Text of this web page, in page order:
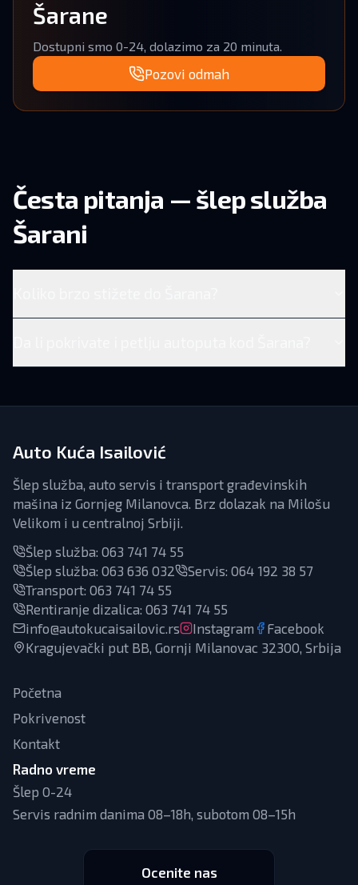
Šarane
Dostupni smo 0-24, dolazimo za 20 minuta.
Pozovi odmah
Česta pitanja — šlep služba
Šarani
Auto Kuća Isailović
Šlep služba, auto servis i transport građevinskih
mašina iz Gornjeg Milanovca. Brz dolazak na Milošu
Velikom i u centralnoj Srbiji.
Šlep služba: 063 741 74 55
Šlep služba: 063 636 032 Servis: 064 192 38 57
Transport: 063 741 74 55
Rentiranje dizalica: 063 741 74 55
info@autokucaisailovic.rs
Instagram
Facebook
Kragujevački put BB, Gornji Milanovac 32300, Srbija
Početna
Pokrivenost
Kontakt
Radno vreme
Šlep 0-24
Servis radnim danima 08–18h, subotom 08–15h
Ocenite nas